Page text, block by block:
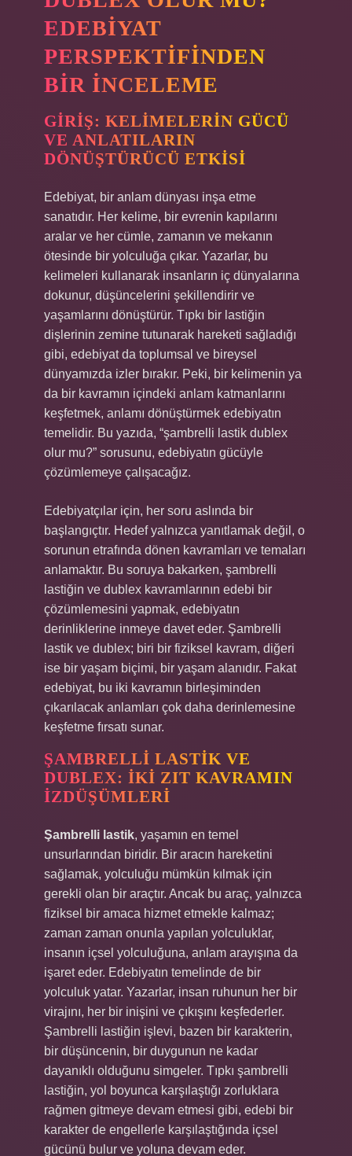
EDEBIYAT
PERSPEKTIFINDEN
BIR İNCELEME
GIRIŞ: KELIMELERIN GÜCÜ
VE ANLATILARIN
DÖNÜŞTÜRÜCÜ ETKISI
Edebiyat, bir anlam dünyası inşa etme
sanatıdır. Her kelime, bir evrenin kapılarını
aralar ve her cümle, zamanın ve mekanın
ötesinde bir yolculuğa çıkar. Yazarlar, bu
kelimeleri kullanarak insanların iç dünyalarına
dokunur, düşüncelerini şekillendirir ve
yaşamlarını dönüştürür. Tıpkı bir lastiğin
dişlerinin zemine tutunarak hareketi sağladığı
gibi, edebiyat da toplumsal ve bireysel
dünyamızda izler bırakır. Peki, bir kelimenin ya
da bir kavramın içindeki anlam katmanlarını
keşfetmek, anlamı dönüştürmek edebiyatın
temelidir. Bu yazıda, “şambrelli lastik dublex
olur mu?” sorusunu, edebiyatın gücüyle
çözümlemeye çalışacağız.
Edebiyatçılar için, her soru aslında bir
başlangıçtır. Hedef yalnızca yanıtlamak değil, o
sorunun etrafında dönen kavramları ve temaları
anlamaktır. Bu soruya bakarken, şambrelli
lastiğin ve dublex kavramlarının edebi bir
çözümlemesini yapmak, edebiyatın
derinliklerine inmeye davet eder. Şambrelli
lastik ve dublex; biri bir fiziksel kavram, diğeri
ise bir yaşam biçimi, bir yaşam alanıdır. Fakat
edebiyat, bu iki kavramın birleşiminden
çıkarılacak anlamları çok daha derinlemesine
keşfetme fırsatı sunar.
ŞAMBRELLI LASTIK VE
DUBLEX: İKI ZIT KAVRAMIN
İZDÜŞÜMLERI
Şambrelli lastik, yaşamın en temel
unsurlarından biridir. Bir aracın hareketini
sağlamak, yolculuğu mümkün kılmak için
gerekli olan bir araçtır. Ancak bu araç, yalnızca
fiziksel bir amaca hizmet etmekle kalmaz;
zaman zaman onunla yapılan yolculuklar,
insanın içsel yolculuğuna, anlam arayışına da
işaret eder. Edebiyatın temelinde de bir
yolculuk yatar. Yazarlar, insan ruhunun her bir
virajını, her bir inişini ve çıkışını keşfederler.
Şambrelli lastiğin işlevi, bazen bir karakterin,
bir düşüncenin, bir duygunun ne kadar
dayanıklı olduğunu simgeler. Tıpkı şambrelli
lastiğin, yol boyunca karşılaştığı zorluklara
rağmen gitmeye devam etmesi gibi, edebi bir
karakter de engellerle karşılaştığında içsel
gücünü bulur ve yoluna devam eder.